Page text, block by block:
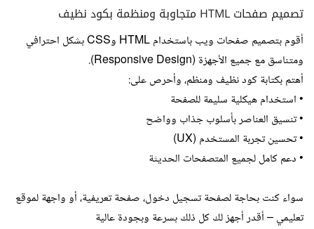
تصميم صفحات HTML متجاوبة ومنظمة بكود نظيف
أقوم بتصميم صفحات ويب باستخدام HTML وCSS بشكل احترافي
ومتناسق مع جميع الأجهزة (Responsive Design).
أهتم بكتابة كود نظيف ومنظم، وأحرص على:
• استخدام هيكلية سليمة للصفحة
• تنسيق العناصر بأسلوب جذاب وواضح
• تحسين تجربة المستخدم (UX)
• دعم كامل لجميع المتصفحات الحديثة
سواء كنت بحاجة لصفحة تسجيل دخول، صفحة تعريفية، أو واجهة لموقع
تعليمي – أقدر أجهز لك كل ذلك بسرعة وبجودة عالية